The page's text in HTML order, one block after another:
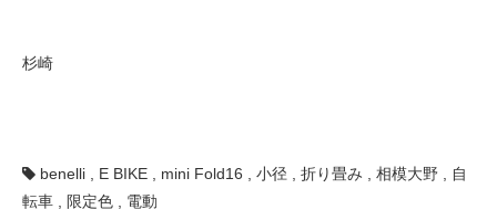
その他
会社概要
杉崎
benelli E BIKE mini Fold16 小径 折り畳み 相模大野
自
転車
限定色 電動